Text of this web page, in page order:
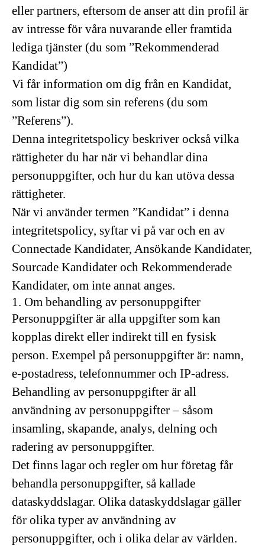
eller partners, eftersom de anser att din profil är
av intresse för våra nuvarande eller framtida
lediga tjänster (du som ”Rekommenderad
Kandidat”)
Vi får information om dig från en Kandidat,
som listar dig som sin referens (du som
”Referens”).
Denna integritetspolicy beskriver också vilka
rättigheter du har när vi behandlar dina
personuppgifter, och hur du kan utöva dessa
rättigheter.
När vi använder termen ”Kandidat” i denna
integritetspolicy, syftar vi på var och en av
Connectade Kandidater, Ansökande Kandidater,
Sourcade Kandidater och Rekommenderade
Kandidater, om inte annat anges.
1. Om behandling av personuppgifter
Personuppgifter är alla uppgifter som kan
kopplas direkt eller indirekt till en fysisk
person. Exempel på personuppgifter är: namn,
e-postadress, telefonnummer och IP-adress.
Behandling av personuppgifter är all
användning av personuppgifter – såsom
insamling, skapande, analys, delning och
radering av personuppgifter.
Det finns lagar och regler om hur företag får
behandla personuppgifter, så kallade
dataskyddslagar. Olika dataskyddslagar gäller
för olika typer av användning av
personuppgifter, och i olika delar av världen.